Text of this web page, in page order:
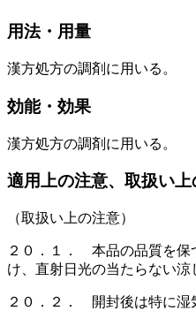
用法・用量
漢方処方の調剤に用いる。
効能・効果
漢方処方の調剤に用いる。
適用上の注意、取扱い上
（取扱い上の注意）
２０．１． 本品の品質を保
け、直射日光の当たらない涼
２０．２． 開封後は特に湿